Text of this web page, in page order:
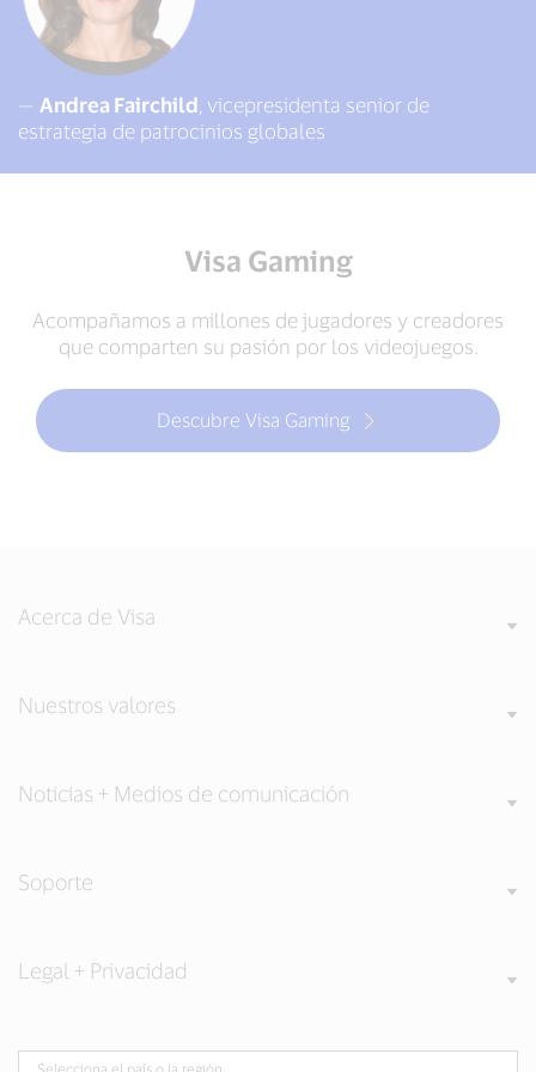
— Andrea Fairchild , vicepresidenta senior de
estrategia de patrocinios globales
Visa Gaming
Acompañamos a millones de jugadores y creadores
que comparten su pasión por los videojuegos.
Descubre Visa Gaming
Acerca de Visa
Nuestros valores
Noticias + Medios de comunicación
Soporte
Legal + Privacidad
Selecciona el país o la región